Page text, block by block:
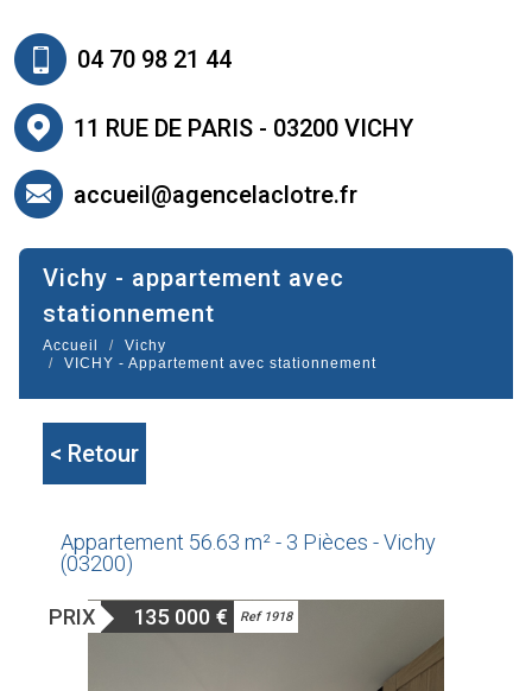
04 70 98 21 44
11 RUE DE PARIS - 03200 VICHY
accueil@agencelaclotre.fr
vichy - appartement avec
stationnement
Accueil
Vichy
VICHY - Appartement avec stationnement
< Retour
Appartement 56.63 m² - 3 Pièces - Vichy
(03200)
PRIX 135 000 € Ref 1918